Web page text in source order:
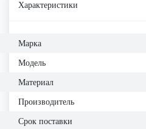
Характеристики
Марка
Модель
Материал
Производитель
Срок поставки